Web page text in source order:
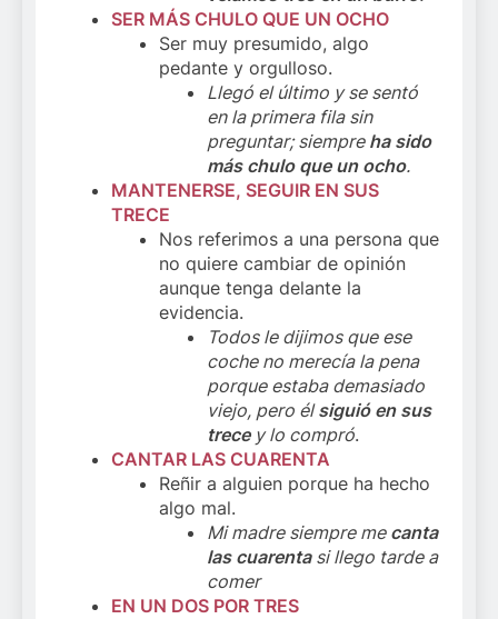
SER MÁS CHULO QUE UN OCHO
Ser muy presumido, algo
pedante y orgulloso.
Llegó el último y se sentó
en la primera fila sin
preguntar; siempre ha sido
más chulo que un ocho.
MANTENERSE, SEGUIR EN SUS
TRECE
Nos referimos a una persona que
no quiere cambiar de opinión
aunque tenga delante la
evidencia.
Todos le dijimos que ese
coche no merecía la pena
porque estaba demasiado
viejo, pero élsiguió en sus
trece y lo compró.
CANTAR LAS CUARENTA
Reñir a alguien porque ha hecho
algo mal.
Mi madre siempre me canta
las cuarentasi llego tarde a
comer
EN UN DOS POR TRES